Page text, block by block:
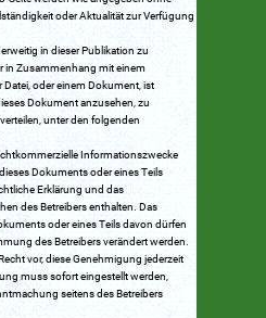
oder Aktualität zur Verfügung
in dieser Publikation zu
in Zusammenhang mit einem
oder einem Dokument, ist
Dokument anzusehen, zu
unter den folgenden
Informationszwecke
Dokuments oder eines Teils
Erklärung und das
des Betreibers enthalten. Das
oder eines Teils davon dürfen
des Betreibers verändert werden.
vor, diese Genehmigung jederzeit
muss sofort eingestellt werden,
seitens des Betreibers